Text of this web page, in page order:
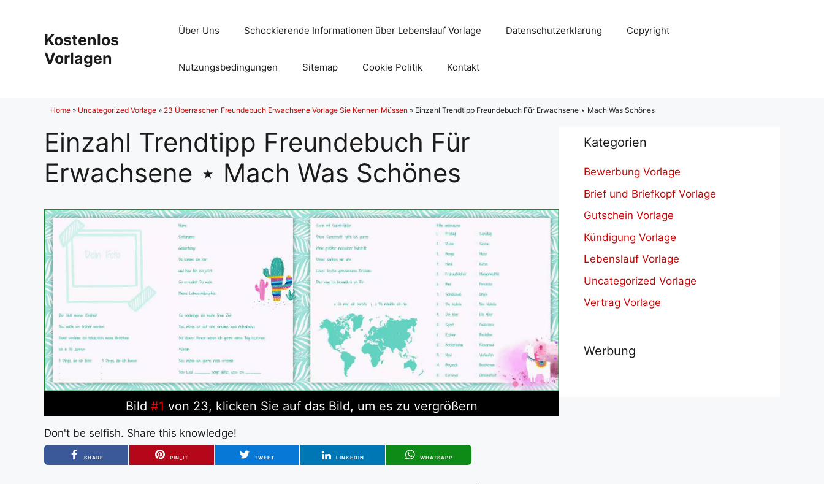
Kostenlos
Vorlagen
Über Uns Schockierende Informationen über Lebenslauf Vorlage Datenschutzerklarung Copyright
Nutzungsbedingungen Sitemap Cookie Politik Kontakt
Home » Uncategorized Vorlage » 23 Überraschen Freundebuch Erwachsene Vorlage Sie Kennen Müssen » Einzahl Trendtipp Freundebuch Für Erwachsene ⋆ Mach Was Schönes
Einzahl Trendtipp Freundebuch Für
Erwachsene ⋆ Mach Was Schönes
Bild #1 von 23, klicken Sie auf das Bild, um es zu vergrößern
Don't be selfish. Share this knowledge!
SHARE PIN_IT TWEET LINKEDIN WHATSAPP
Kategorien
Bewerbung Vorlage
Brief und Briefkopf Vorlage
Gutschein Vorlage
Kündigung Vorlage
Lebenslauf Vorlage
Uncategorized Vorlage
Vertrag Vorlage
Werbung